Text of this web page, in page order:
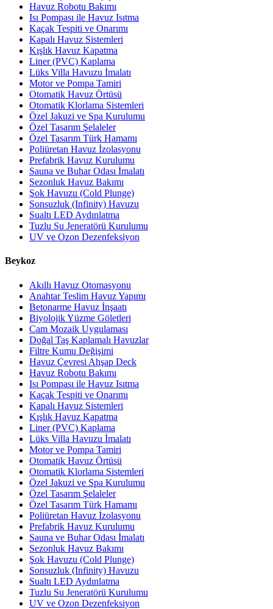
Havuz Robotu Bakımı
Isı Pompası ile Havuz Isıtma
Kaçak Tespiti ve Onarımı
Kapalı Havuz Sistemleri
Kışlık Havuz Kapatma
Liner (PVC) Kaplama
Lüks Villa Havuzu İmalatı
Motor ve Pompa Tamiri
Otomatik Havuz Örtüsü
Otomatik Klorlama Sistemleri
Özel Jakuzi ve Spa Kurulumu
Özel Tasarım Şelaleler
Özel Tasarım Türk Hamamı
Poliüretan Havuz İzolasyonu
Prefabrik Havuz Kurulumu
Sauna ve Buhar Odası İmalatı
Sezonluk Havuz Bakımı
Şok Havuzu (Cold Plunge)
Sonsuzluk (Infinity) Havuzu
Sualtı LED Aydınlatma
Tuzlu Su Jeneratörü Kurulumu
UV ve Ozon Dezenfeksiyon
Beykoz
Akıllı Havuz Otomasyonu
Anahtar Teslim Havuz Yapımı
Betonarme Havuz İnşaatı
Biyolojik Yüzme Göletleri
Cam Mozaik Uygulaması
Doğal Taş Kaplamalı Havuzlar
Filtre Kumu Değişimi
Havuz Çevresi Ahşap Deck
Havuz Robotu Bakımı
Isı Pompası ile Havuz Isıtma
Kaçak Tespiti ve Onarımı
Kapalı Havuz Sistemleri
Kışlık Havuz Kapatma
Liner (PVC) Kaplama
Lüks Villa Havuzu İmalatı
Motor ve Pompa Tamiri
Otomatik Havuz Örtüsü
Otomatik Klorlama Sistemleri
Özel Jakuzi ve Spa Kurulumu
Özel Tasarım Şelaleler
Özel Tasarım Türk Hamamı
Poliüretan Havuz İzolasyonu
Prefabrik Havuz Kurulumu
Sauna ve Buhar Odası İmalatı
Sezonluk Havuz Bakımı
Şok Havuzu (Cold Plunge)
Sonsuzluk (Infinity) Havuzu
Sualtı LED Aydınlatma
Tuzlu Su Jeneratörü Kurulumu
UV ve Ozon Dezenfeksiyon